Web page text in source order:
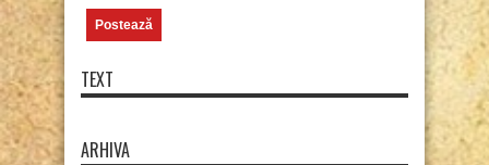
TEXT
ARHIVA